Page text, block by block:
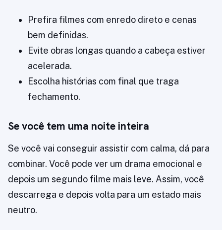
Prefira filmes com enredo direto e cenas
bem definidas.
Evite obras longas quando a cabeça estiver
acelerada.
Escolha histórias com final que traga
fechamento.
Se você tem uma noite inteira
Se você vai conseguir assistir com calma, dá para
combinar. Você pode ver um drama emocional e
depois um segundo filme mais leve. Assim, você
descarrega e depois volta para um estado mais
neutro.